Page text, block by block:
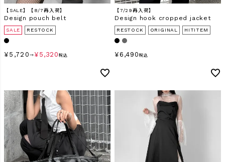
【SALE】【8/7再入荷】
Design pouch belt
SALE RESTOCK
¥ 5,720 → ¥ 5,320 税込
【7/29再入荷】
Design hook cropped jacket
RESTOCK ORIGINAL HITITEM
¥ 6,490 税込